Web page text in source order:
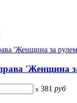
'Женщина
x 381 руб